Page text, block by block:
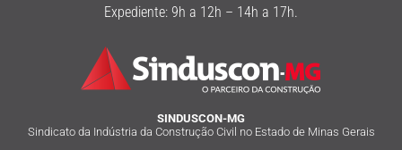
Expediente: 9h a 12h – 14h a 17h.
SINDUSCON-MG
Sindicato da Indústria da Construção Civil no Estado de Minas Gerais